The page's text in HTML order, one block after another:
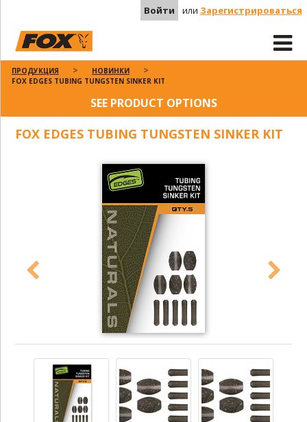
Войти или Зарегистрироваться
ПРОДУКЦИЯ
НОВИНКИ
FOX EDGES TUBING TUNGSTEN SINKER KIT
SEE PRODUCT OPTIONS
FOX EDGES TUBING TUNGSTEN SINKER KIT